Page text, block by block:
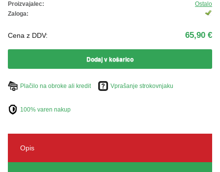
Proizvajalec:
Ostalo
Zaloga:
Cena z DDV: 65,90 €
Dodaj v košarico
Plačilo na obroke ali kredit Vprašanje strokovnjaku
100% varen nakup
Opis